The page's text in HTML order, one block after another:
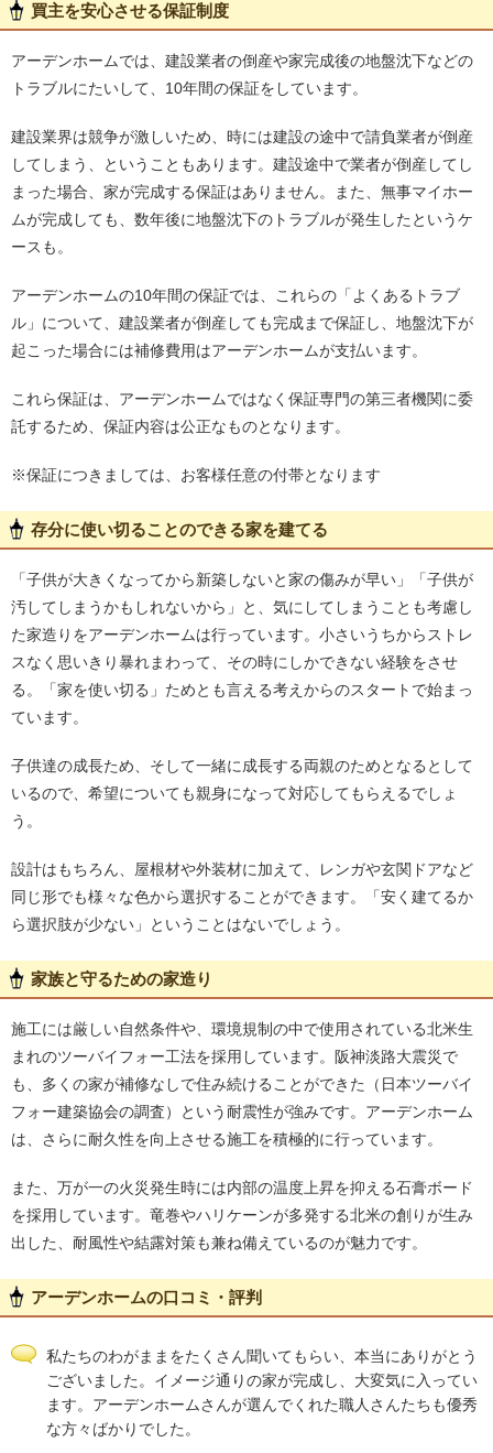
買主を安心させる保証制度
アーデンホームでは、建設業者の倒産や家完成後の地盤沈下などの
トラブルにたいして、10年間の保証をしています。
建設業界は競争が激しいため、時には建設の途中で請負業者が倒産
してしまう、ということもあります。建設途中で業者が倒産してし
まった場合、家が完成する保証はありません。また、無事マイホー
ムが完成しても、数年後に地盤沈下のトラブルが発生したというケ
ースも。
アーデンホームの10年間の保証では、これらの「よくあるトラブ
ル」について、建設業者が倒産しても完成まで保証し、地盤沈下が
起こった場合には補修費用はアーデンホームが支払います。
これら保証は、アーデンホームではなく保証専門の第三者機関に委
託するため、保証内容は公正なものとなります。
※保証につきましては、お客様任意の付帯となります
存分に使い切ることのできる家を建てる
「子供が大きくなってから新築しないと家の傷みが早い」「子供が
汚してしまうかもしれないから」と、気にしてしまうことも考慮し
た家造りをアーデンホームは行っています。小さいうちからストレ
スなく思いきり暴れまわって、その時にしかできない経験をさせ
る。「家を使い切る」ためとも言える考えからのスタートで始まっ
ています。
子供達の成長ため、そして一緒に成長する両親のためとなるとして
いるので、希望についても親身になって対応してもらえるでしょ
う。
設計はもちろん、屋根材や外装材に加えて、レンガや玄関ドアなど
同じ形でも様々な色から選択することができます。「安く建てるか
ら選択肢が少ない」ということはないでしょう。
家族と守るための家造り
施工には厳しい自然条件や、環境規制の中で使用されている北米生
まれのツーバイフォー工法を採用しています。阪神淡路大震災で
も、多くの家が補修なしで住み続けることができた（日本ツーバイ
フォー建築協会の調査）という耐震性が強みです。アーデンホーム
は、さらに耐久性を向上させる施工を積極的に行っています。
また、万が一の火災発生時には内部の温度上昇を抑える石膏ボード
を採用しています。竜巻やハリケーンが多発する北米の創りが生み
出した、耐風性や結露対策も兼ね備えているのが魅力です。
アーデンホームの口コミ・評判
私たちのわがままをたくさん聞いてもらい、本当にありがとう
ございました。イメージ通りの家が完成し、大変気に入ってい
ます。アーデンホームさんが選んでくれた職人さんたちも優秀
な方々ばかりでした。